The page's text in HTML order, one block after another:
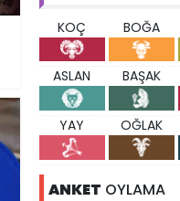
KOÇ BOĞA
ASLAN BAŞAK
YAY OĞLAK
ANKET OYLAMA